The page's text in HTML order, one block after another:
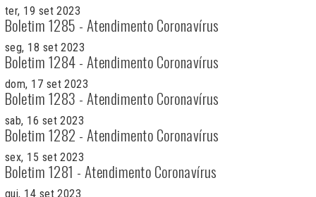
ter, 19 set 2023
Boletim 1285 - Atendimento Coronavírus
seg, 18 set 2023
Boletim 1284 - Atendimento Coronavírus
dom, 17 set 2023
Boletim 1283 - Atendimento Coronavírus
sab, 16 set 2023
Boletim 1282 - Atendimento Coronavírus
sex, 15 set 2023
Boletim 1281 - Atendimento Coronavírus
qui, 14 set 2023